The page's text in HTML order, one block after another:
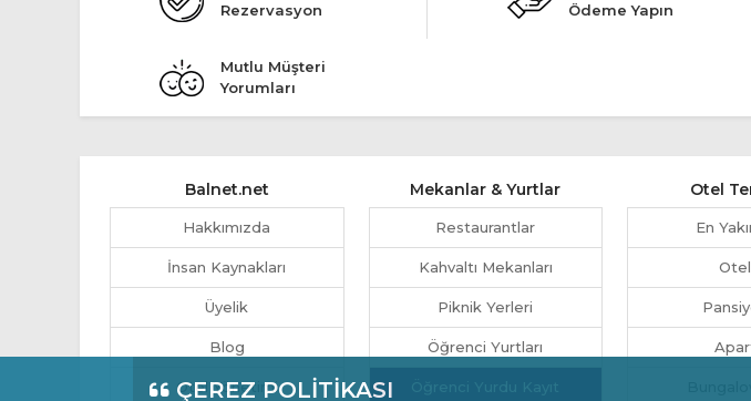
ÇEREZ POLİTİKASI
Rezervasyon
Ödeme Yapın
Mutlu Müşteri
Yorumları
Balnet.net
Hakkımızda
İnsan Kaynakları
Üyelik
Blog
Otel Yönetimi
Mekanlar & Yurtlar
Restaurantlar
Kahvaltı Mekanları
Piknik Yerleri
Öğrenci Yurtları
Otel
En